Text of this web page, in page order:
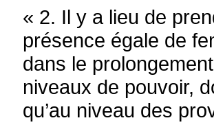
« 2. Il y a lieu de
présence égale de
dans le
niveaux de pouvoir,
qu’au niveau des